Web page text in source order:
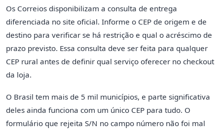
Os Correios disponibilizam a consulta de entrega
diferenciada no site oficial. Informe o CEP de origem e de
destino para verificar se há restrição e qual o acréscimo de
prazo previsto. Essa consulta deve ser feita para qualquer
CEP rural antes de definir qual serviço oferecer no checkout
da loja.
O Brasil tem mais de 5 mil municípios, e parte significativa
deles ainda funciona com um único CEP para tudo. O
formulário que rejeita S/N no campo número não foi mal